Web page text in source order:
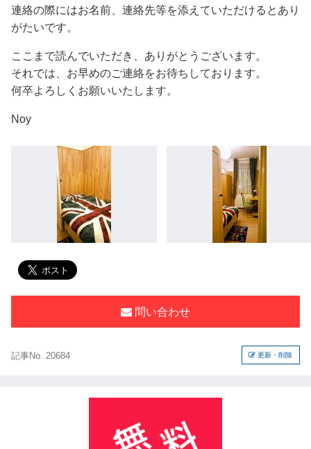
連絡の際にはお名前、連絡先等を添えていただけるとあり
がたいです。
ここまで読んでいただき、ありがとうございます。
それでは、お早めのご連絡をお待ちしております。
何卒よろしくお願いいたします。
Noy
問い合わせ
記事No. 20684 更新・削除